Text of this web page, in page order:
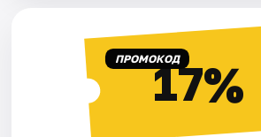
ПРОМОКОД17%